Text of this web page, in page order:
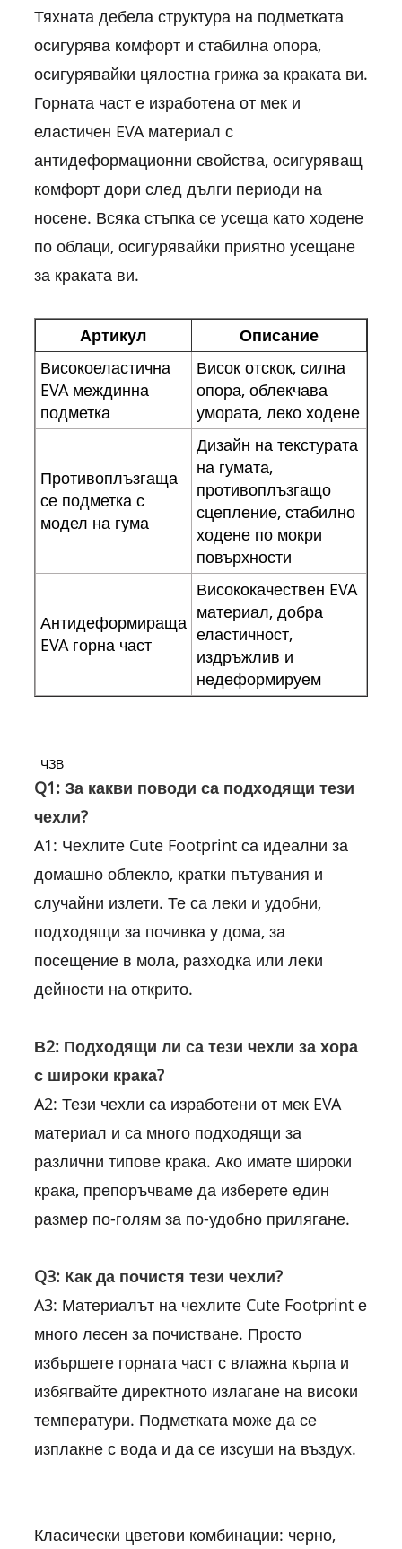
Тяхната дебела структура на подметката
осигурява комфорт и стабилна опора,
осигурявайки цялостна грижа за краката ви.
Горната част е изработена от мек и
еластичен EVA материал с
антидеформационни свойства, осигуряващ
комфорт дори след дълги периоди на
носене. Всяка стъпка се усеща като ходене
по облаци, осигурявайки приятно усещане
за краката ви.
Артикул
Описание
Високоеластична
EVA междинна
подметка
Висок отскок, силна
опора, облекчава
умората, леко ходене
Противоплъзгаща
се подметка с
модел на гума
Дизайн на текстурата
на гумата,
противоплъзгащо
сцепление, стабилно
ходене по мокри
повърхности
Антидеформираща
EVA горна част
Висококачествен EVA
материал, добра
еластичност,
издръжлив и
недеформируем
ЧЗВ
Q1: За какви поводи са подходящи тези
чехли?
A1: Чехлите Cute Footprint са идеални за
домашно облекло, кратки пътувания и
случайни излети. Те са леки и удобни,
подходящи за почивка у дома, за
посещение в мола, разходка или леки
дейности на открито.
В2: Подходящи ли са тези чехли за хора
с широки крака?
A2: Тези чехли са изработени от мек EVA
материал и са много подходящи за
различни типове крака. Ако имате широки
крака, препоръчваме да изберете един
размер по-голям за по-удобно прилягане.
Q3: Как да почистя тези чехли?
A3: Материалът на чехлите Cute Footprint е
много лесен за почистване. Просто
избършете горната част с влажна кърпа и
избягвайте директното излагане на високи
температури. Подметката може да се
изплакне с вода и да се изсуши на въздух.
Класически цветови комбинации: черно,